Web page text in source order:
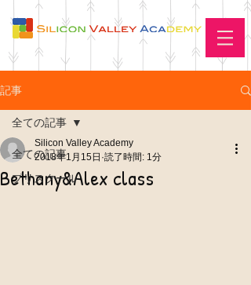
記事
全ての記事
プリスクール
全ての記事
Bethany&Alex class
Silicon Valley Academy
2018年1月15日 読了時間: 1分